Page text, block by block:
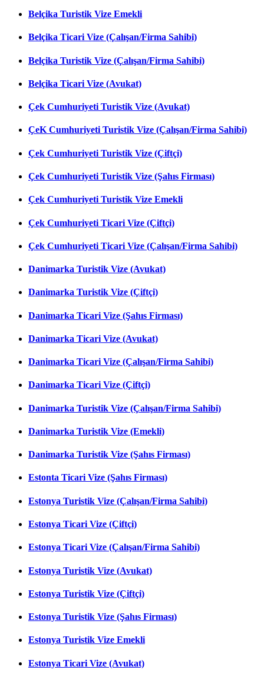
Belçika Turistik Vize Emekli
Belçika Ticari Vize (Çalışan/Firma Sahibi)
Belçika Turistik Vize (Çalışan/Firma Sahibi)
Belçika Ticari Vize (Avukat)
Çek Cumhuriyeti Turistik Vize (Avukat)
ÇeK Cumhuriyeti Turistik Vize (Çalışan/Firma Sahibi)
Çek Cumhuriyeti Turistik Vize (Çiftçi)
Çek Cumhuriyeti Turistik Vize (Şahıs Firması)
Çek Cumhuriyeti Turistik Vize Emekli
Çek Cumhuriyeti Ticari Vize (Çiftçi)
Çek Cumhuriyeti Ticari Vize (Çalışan/Firma Sahibi)
Danimarka Turistik Vize (Avukat)
Danimarka Turistik Vize (Çiftçi)
Danimarka Ticari Vize (Şahıs Firması)
Danimarka Ticari Vize (Avukat)
Danimarka Ticari Vize (Çalışan/Firma Sahibi)
Danimarka Ticari Vize (Çiftçi)
Danimarka Turistik Vize (Çalışan/Firma Sahibi)
Danimarka Turistik Vize (Emekli)
Danimarka Turistik Vize (Şahıs Firması)
Estonta Ticari Vize (Şahıs Firması)
Estonya Turistik Vize (Çalışan/Firma Sahibi)
Estonya Ticari Vize (Çiftçi)
Estonya Ticari Vize (Çalışan/Firma Sahibi)
Estonya Turistik Vize (Avukat)
Estonya Turistik Vize (Çiftçi)
Estonya Turistik Vize (Şahıs Firması)
Estonya Turistik Vize Emekli
Estonya Ticari Vize (Avukat)